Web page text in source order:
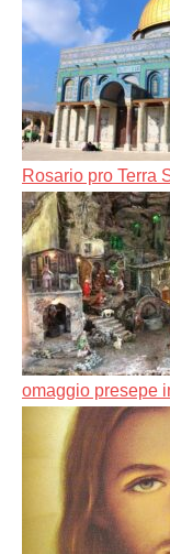
Rosario pro Terra
omaggio presepe